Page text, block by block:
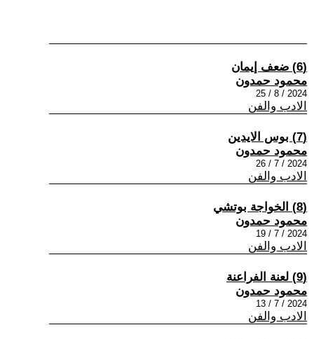
(6) ضعف إيمان
محمود حمدون
2024 / 8 / 25
الادب والفن
(7) بوس الايدين
محمود حمدون
2024 / 7 / 26
الادب والفن
(8) الخواجة بوتشي
محمود حمدون
2024 / 7 / 19
الادب والفن
(9) لعنة الفراعنة
محمود حمدون
2024 / 7 / 13
الادب والفن